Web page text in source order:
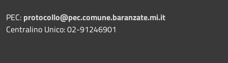
PEC: protocollo@pec.comune.baranzate.mi.it
Centralino Unico: 02-91246901